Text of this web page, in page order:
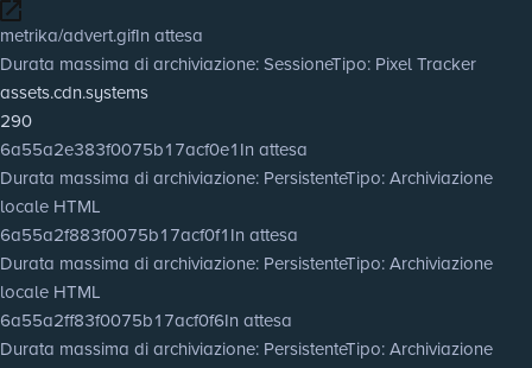
metrika/advert.gifIn attesa
Durata massima di archiviazione: SessioneTipo: Pixel Tracker
assets.cdn.systems
290
6a55a2e383f0075b17acf0e1In attesa
Durata massima di archiviazione: PersistenteTipo: Archiviazione
locale HTML
6a55a2f883f0075b17acf0f1In attesa
Durata massima di archiviazione: PersistenteTipo: Archiviazione
locale HTML
6a55a2ff83f0075b17acf0f6In attesa
Durata massima di archiviazione: PersistenteTipo: Archiviazione